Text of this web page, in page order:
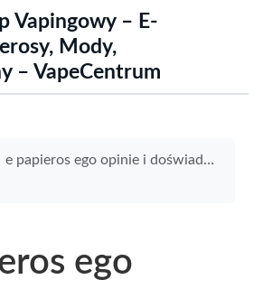
Vapingowy – E-
Mody,
– VapeCentrum
e papieros ego opinie i doświadczenia użytkowników – czy warto wybrać ten model
ego